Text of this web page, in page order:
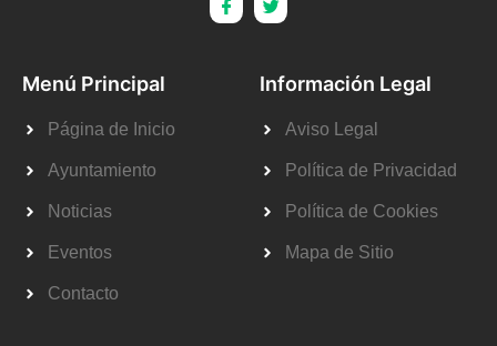
Menú Principal
Página de Inicio
Ayuntamiento
Noticias
Eventos
Contacto
Información Legal
Aviso Legal
Política de Privacidad
Política de Cookies
Mapa de Sitio